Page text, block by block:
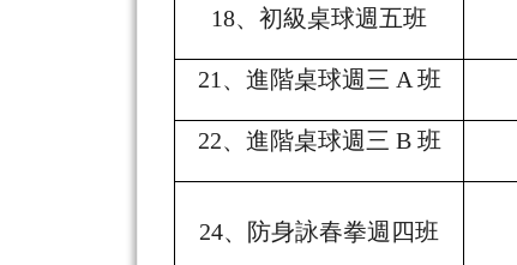
18、初級桌球週五班
21 、進階桌球週三 A 班
22、進階桌球週三 B 班
24、防身詠春拳週四班